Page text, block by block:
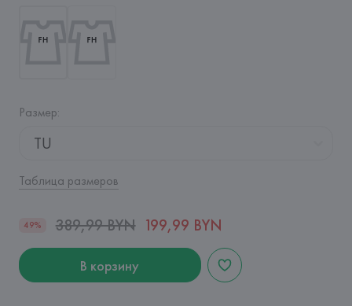
Размер:
TU
Таблица размеров
49% 389,99 BYN 199,99 BYN
В корзину